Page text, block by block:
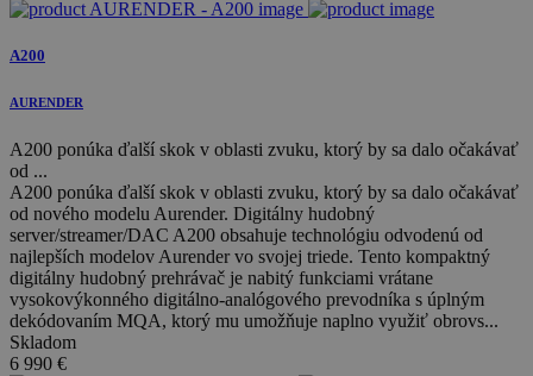
A200
AURENDER
A200 ponúka ďalší skok v oblasti zvuku, ktorý by sa dalo očakávať
od ...
A200 ponúka ďalší skok v oblasti zvuku, ktorý by sa dalo očakávať
od nového modelu Aurender. Digitálny hudobný
server/streamer/DAC A200 obsahuje technológiu odvodenú od
najlepších modelov Aurender vo svojej triede. Tento kompaktný
digitálny hudobný prehrávač je nabitý funkciami vrátane
vysokovýkonného digitálno-analógového prevodníka s úplným
dekódovaním MQA, ktorý mu umožňuje naplno využiť obrovs...
Skladom
6 990 €